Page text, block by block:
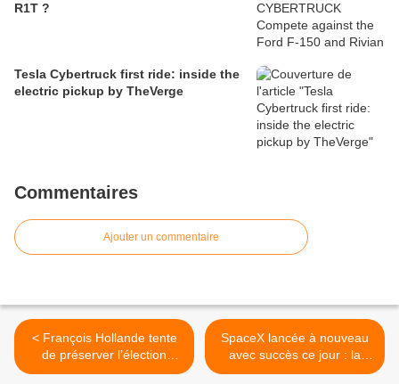
R1T ?
Tesla Cybertruck first ride: inside the
electric pickup by TheVerge
Commentaires
Ajouter un commentaire
< François Hollande tente
de préserver l’élection
présidentielle des
SpaceX lancée à nouveau
avec succès ce jour : la
fusée Falcon 9 est montée,